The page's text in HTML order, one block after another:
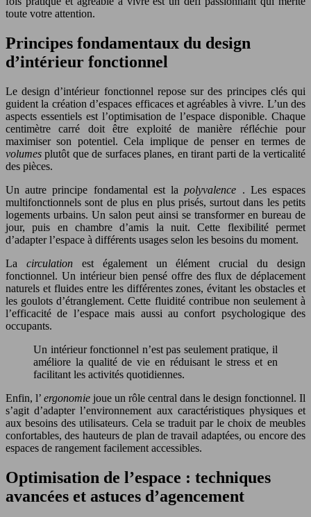
toute votre attention.
Principes fondamentaux du design
d’intérieur fonctionnel
Le design d’intérieur fonctionnel repose sur des principes clés qui
guident la création d’espaces efficaces et agréables à vivre. L’un des
aspects essentiels est l’optimisation de l’espace disponible. Chaque
centimètre carré doit être exploité de manière réfléchie pour
maximiser son potentiel. Cela implique de penser en termes de
volumesplutôt que de surfaces planes, en tirant parti de la verticalité
des pièces.
Un autre principe fondamental est lapolyvalence . Les espaces
multifonctionnels sont de plus en plus prisés, surtout dans les petits
logements urbains. Un salon peut ainsi se transformer en bureau de
jour, puis en chambre d’amis la nuit. Cette flexibilité permet
d’adapter l’espace à différents usages selon les besoins du moment.
La circulation est également un élément crucial du design
fonctionnel. Un intérieur bien pensé offre des flux de déplacement
naturels et fluides entre les différentes zones, évitant les obstacles et
les goulots d’étranglement. Cette fluidité contribue non seulement à
l’efficacité de l’espace mais aussi au confort psychologique des
occupants.
Un intérieur fonctionnel n’est pas seulement pratique, il
améliore la qualité de vie en réduisant le stress et en
facilitant les activités quotidiennes.
Enfin, l’ ergonomie joue un rôle central dans le design fonctionnel. Il
s’agit d’adapter l’environnement aux caractéristiques physiques et
aux besoins des utilisateurs. Cela se traduit par le choix de meubles
confortables, des hauteurs de plan de travail adaptées, ou encore des
espaces de rangement facilement accessibles.
Optimisation de l’espace : techniques
avancées et astuces d’agencement